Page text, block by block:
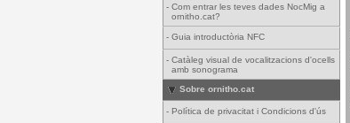
- Com entrar les teves dades NocMig a
ornitho.cat?
- Guia introductòria NFC
- Catàleg visual de vocalitzacions d'ocells
amb sonograma
Sobre ornitho.cat
- Política de privacitat i Condicions d'ús